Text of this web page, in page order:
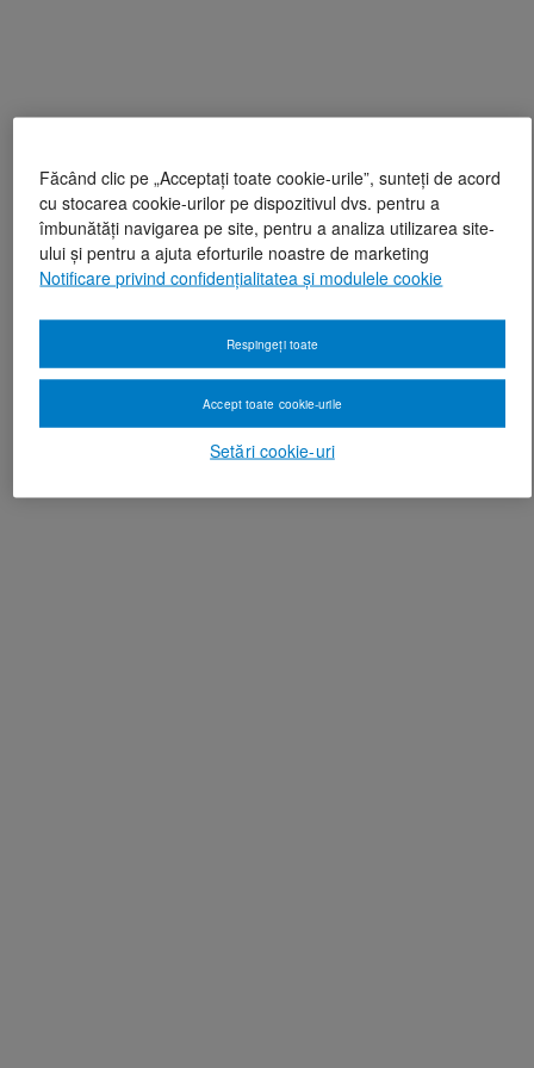
Făcând clic pe „Acceptați toate cookie-urile”, sunteți de acord
cu stocarea cookie-urilor pe dispozitivul dvs. pentru a
îmbunătăți navigarea pe site, pentru a analiza utilizarea site-
ului și pentru a ajuta eforturile noastre de marketing
Notificare privind confidențialitatea și modulele cookie
Setări cookie-uri
Respingeți toate
Accept toate cookie-urile